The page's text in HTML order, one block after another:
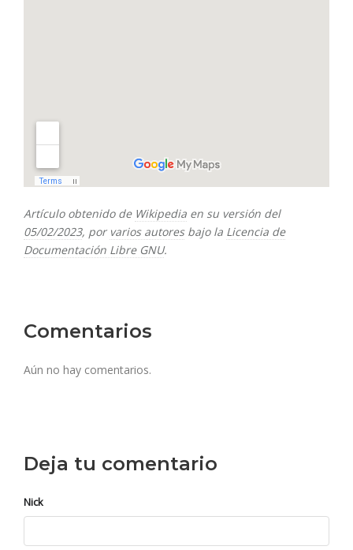
Artículo obtenido de Wikipedia en su versión del
05/02/2023, por varios autoresbajo la Licencia de
Documentación Libre GNU.
Comentarios
Aún no hay comentarios.
Deja tu comentario
Nick